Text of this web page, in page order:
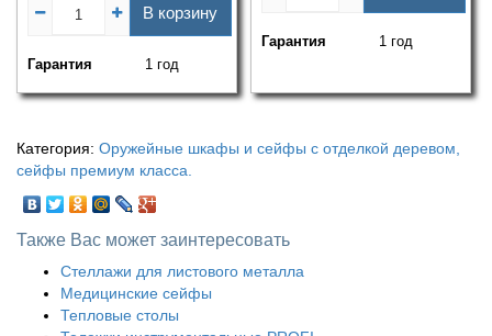
В корзину
Гарантия 1 год
Гарантия 1 год
Категория: Оружейные шкафы и сейфы с отделкой деревом,
сейфы премиум класса.
Также Вас может заинтересовать
Стеллажи для листового металла
Медицинские сейфы
Тепловые столы